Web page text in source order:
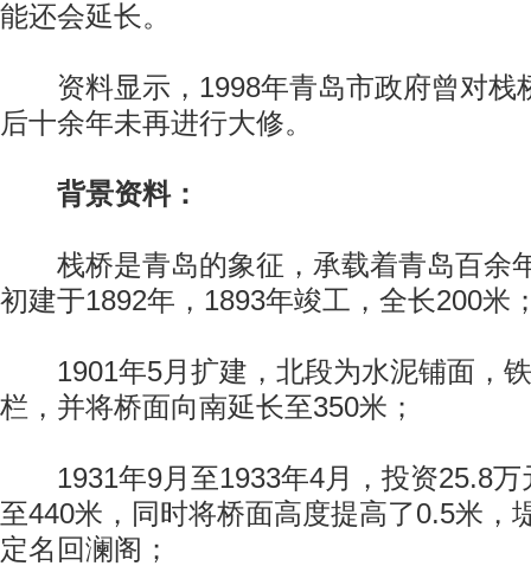
能还会延长。
资料显示，1998年青岛市政府曾对栈
后十余年未再进行大修。
背景资料：
栈桥是青岛的象征，承载着青岛百余
初建于1892年，1893年竣工，全长200米
1901年5月扩建，北段为水泥铺面，铁
栏，并将桥面向南延长至350米；
1931年9月至1933年4月，投资25.8万
至440米，同时将桥面高度提高了0.5米，
定名回澜阁；